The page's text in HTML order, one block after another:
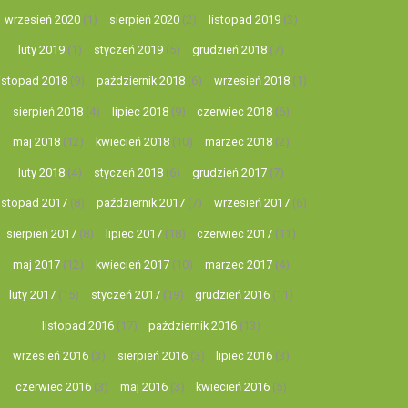
wrzesień 2020 (1) sierpień 2020 (2) listopad 2019(3)
luty 2019 (1) styczeń 2019 (5) grudzień 2018(7)
2018 (9) październik 2018 (6) wrzesień 2018(1)
sierpień 2018(4) lipiec 2018(9) czerwiec 2018 (6)
maj 2018 (12) kwiecień 2018 (10) marzec 2018(2)
luty 2018 (4) styczeń 2018 (6) grudzień 2017(7)
2017 (8) październik 2017 (7) wrzesień 2017(6)
sierpień 2017(8) lipiec 2017(18) czerwiec 2017 (11)
maj 2017 (12) kwiecień 2017 (10) marzec 2017(4)
luty 2017(15) styczeń 2017(19) grudzień 2016 (11)
listopad 2016(17) październik 2016 (13)
wrzesień 2016(3) sierpień 2016(3) lipiec 2016 (3)
czerwiec 2016(3) maj 2016(3) kwiecień 2016 (5)